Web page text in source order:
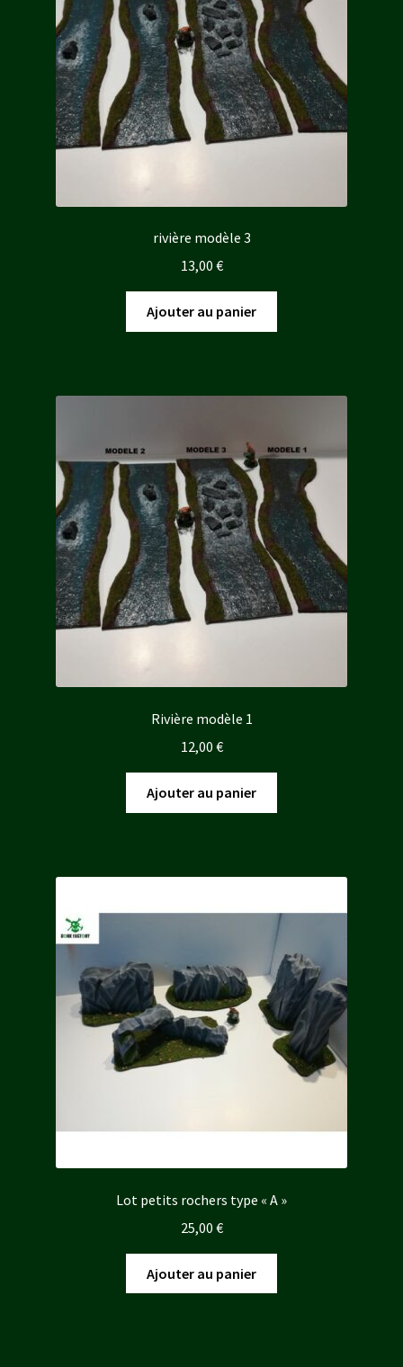
rivière modèle 3
13,00 €
Ajouter au panier
Rivière modèle 1
12,00 €
Ajouter au panier
Lot petits rochers type « A »
25,00 €
Ajouter au panier